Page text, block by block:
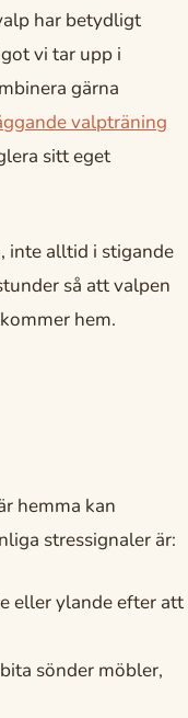
har betydligt
vi tar upp i
gärna
valpträning
sitt eget
inte alltid i stigande
så att valpen
hem.
hemma kan
stressignaler är:
eller ylande efter att
sönder möbler,